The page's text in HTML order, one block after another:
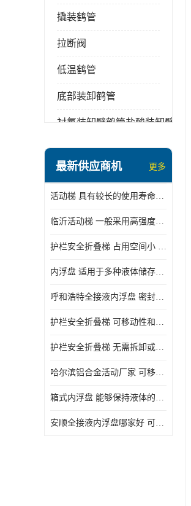
撬装鹤管
拉断阀
低温鹤管
底部装卸鹤管
衬氟装卸臂鹤管盐酸装卸臂
顶部装卸车鹤管
液氨液化气鹤管
定量装车系统
最新供应商机 更多
活动梯 具有较长的使用寿命和耐用性 一般采用高强度材料制造
临沂活动梯 一般采用高强度材料制造 可以用于多种不同的任务
护栏安全折叠梯 占用空间小 方便存放和搬运
内浮盘 适用于多种液体储存和运输 能够降低运输成本和维护成本
呼和浩特全接液内浮盘 密封性能好 有效保护液体质量
护栏安全折叠梯 可移动性和安全性较高 占用空间小
护栏安全折叠梯 无需拆卸或重新安装 占用空间小
哈尔滨铝合金活动厂家 可移动性和安全性较高 占用空间小
箱式内浮盘 能够保持液体的密闭状态 适用于多种液体储存和运输
安顺全接液内浮盘哪家好 可以自动上下浮动 密封性能好